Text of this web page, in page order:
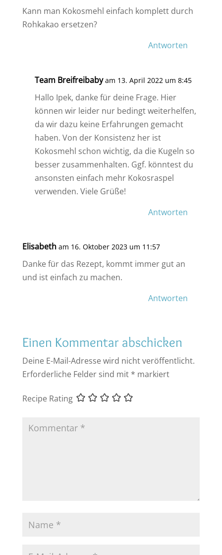
Kann man Kokosmehl einfach komplett durch
Rohkakao ersetzen?
Antworten
Team Breifreibaby am 13. April 2022 um 8:45
Hallo Ipek, danke für deine Frage. Hier
können wir leider nur bedingt weiterhelfen,
da wir dazu keine Erfahrungen gemacht
haben. Von der Konsistenz her ist
Kokosmehl schon wichtig, da die Kugeln so
besser zusammenhalten. Ggf. könntest du
ansonsten einfach mehr Kokosraspel
verwenden. Viele Grüße!
Antworten
Elisabeth am 16. Oktober 2023 um 11:57
Danke für das Rezept, kommt immer gut an
und ist einfach zu machen.
Antworten
Einen Kommentar abschicken
Deine E-Mail-Adresse wird nicht veröffentlicht.
Erforderliche Felder sind mit * markiert
Recipe Rating